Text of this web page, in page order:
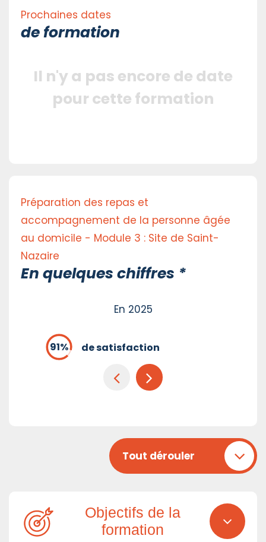
Prochaines dates
de formation
Il n'y a pas encore de date
pour cette formation
Préparation des repas et
accompagnement de la personne âgée
au domicile - Module 3 : Site de Saint-
Nazaire
En quelques chiffres *
En 2025
de satisfaction
Tout dérouler
Objectifs de la
formation